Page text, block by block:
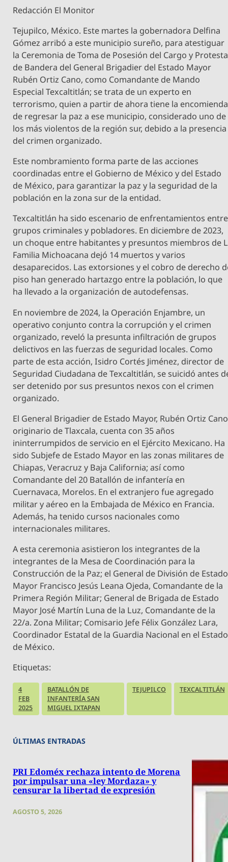
Redacción El Monitor
Tejupilco, México. Este martes la gobernadora Delfina
Gómez arribó a este municipio sureño, para atestiguar
la Ceremonia de Toma de Posesión del Cargo y Protesta
de Bandera del General Brigadier del Estado Mayor
Rubén Ortiz Cano, como Comandante de Mando
Especial Texcaltitlán; se trata de un experto en
terrorismo, quien a partir de ahora tiene la encomienda
de regresar la paz a ese municipio, considerado uno de
los más violentos de la región sur, debido a la presencia
del crimen organizado.
Este nombramiento forma parte de las acciones
coordinadas entre el Gobierno de México y del Estado
de México, para garantizar la paz y la seguridad de la
población en la zona sur de la entidad.
Texcaltitlán ha sido escenario de enfrentamientos entre
grupos criminales y pobladores. En diciembre de 2023,
un choque entre habitantes y presuntos miembros de
Familia Michoacana dejó 14 muertos y varios
desaparecidos. Las extorsiones y el cobro de derecho
piso han generado hartazgo entre la población, lo que
ha llevado a la organización de autodefensas.
En noviembre de 2024, la Operación Enjambre, un
operativo conjunto contra la corrupción y el crimen
organizado, reveló la presunta infiltración de grupos
delictivos en las fuerzas de seguridad locales. Como
parte de esta acción, Isidro Cortés Jiménez, director de
Seguridad Ciudadana de Texcaltitlán, se suicidó antes
ser detenido por sus presuntos nexos con el crimen
organizado.
El General Brigadier de Estado Mayor, Rubén Ortiz
originario de Tlaxcala, cuenta con 35 años
ininterrumpidos de servicio en el Ejército Mexicano. Ha
sido Subjefe de Estado Mayor en las zonas militares de
Chiapas, Veracruz y Baja California; así como
Comandante del 20 Batallón de infantería en
Cuernavaca, Morelos. En el extranjero fue agregado
militar y aéreo en la Embajada de México en Francia.
Además, ha tenido cursos nacionales como
internacionales militares.
A esta ceremonia asistieron los integrantes de la
integrantes de la Mesa de Coordinación para la
Construcción de la Paz; el General de División de Estado
Mayor Francisco Jesús Leana Ojeda, Comandante de la
Primera Región Militar; General de Brigada de Estado
Mayor José Martín Luna de la Luz, Comandante de la
22/a. Zona Militar; Comisario Jefe Félix González Lara,
Coordinador Estatal de la Guardia Nacional en el Estado
de México.
Etiquetas:
4
FEB
2025
BATALLÓN DE
INFANTERÍA SAN
MIGUEL IXTAPAN
TEJUPILCO TEXCALTITLÁN
ÚLTIMAS ENTRADAS
PRI Edoméx rechaza intento de Morena
por impulsar una «ley Mordaza» y
censurar la libertad de expresión
AGOSTO 5, 2026